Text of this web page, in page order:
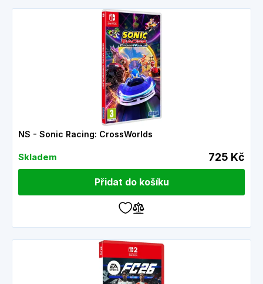
NS - Sonic Racing: CrossWorlds
Skladem 725 Kč
Přidat do košíku